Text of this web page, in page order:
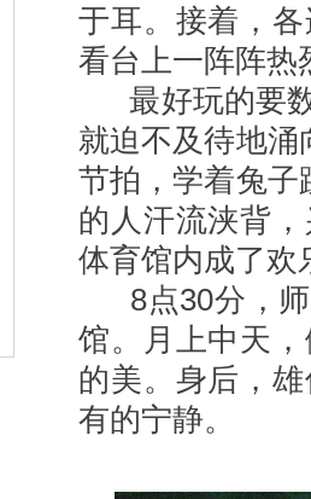
于耳。接着，
看台上一阵阵热
最好玩的要
就迫不及待地涌
节拍，学着兔子
的人汗流浃背
体育馆内成了欢
8点30分，
馆。月上中天
的美。身后，
有的宁静。